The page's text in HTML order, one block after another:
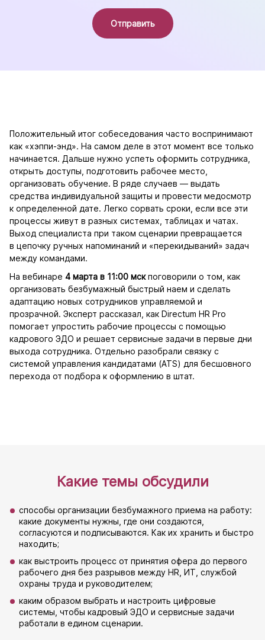
Отправить
Положительный итог собеседования часто воспринимают
как «хэппи-энд». На самом деле в этот момент все только
начинается. Дальше нужно успеть оформить сотрудника,
открыть доступы, подготовить рабочее место,
организовать обучение. В ряде случаев — выдать
средства индивидуальной защиты и провести медосмотр
к определенной дате. Легко сорвать сроки, если все эти
процессы живут в разных системах, таблицах и чатах.
Выход специалиста при таком сценарии превращается
в цепочку ручных напоминаний и «перекидываний» задач
между командами.
На вебинаре 4 марта в 11:00 мскпоговорили о том, как
организовать безбумажный быстрый наем и сделать
адаптацию новых сотрудников управляемой и
прозрачной. Эксперт рассказал, как Directum HR Pro
помогает упростить рабочие процессы с помощью
кадрового ЭДО и решает сервисные задачи в первые дни
выхода сотрудника. Отдельно разобрали связку с
системой управления кандидатами (ATS) для бесшовного
перехода от подбора к оформлению в штат.
Какие темы обсудили
способы организации безбумажного приема на работу:
какие документы нужны, где они создаются,
согласуются и подписываются. Как их хранить и быстро
находить;
как выстроить процесс от принятия офера до первого
рабочего дня без разрывов между HR, ИТ, службой
охраны труда и руководителем;
каким образом выбрать и настроить цифровые
системы, чтобы кадровый ЭДО и сервисные задачи
работали в едином сценарии.